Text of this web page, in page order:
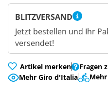
BLITZVERSAND
Jetzt bestellen und Ihr
versendet!
Artikel merken
Fragen
Mehr Giro d'Italia